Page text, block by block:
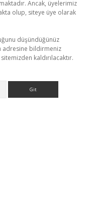
Ancak, üyelerimiz
olup, siteye üye olarak
düşündüğünüz
adresine bildirmeniz
kaldırılacaktır.